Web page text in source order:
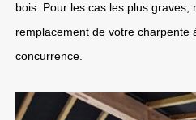
bois. Pour les cas les plus
remplacement de votre charpente
concurrence.